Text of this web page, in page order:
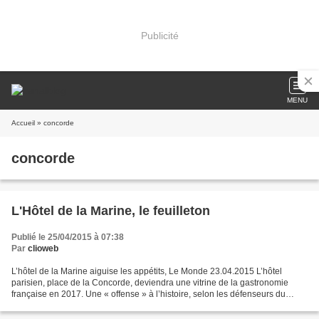
Publicité
MENU
Accueil » concorde
concorde
L'Hôtel de la Marine, le feuilleton
Publié le 25/04/2015 à 07:38
Par clioweb
L’hôtel de la Marine aiguise les appétits, Le Monde 23.04.2015 L’hôtel
parisien, place de la Concorde, deviendra une vitrine de la gastronomie
française en 2017. Une « offense » à l’histoire, selon les défenseurs du
la-marine-aiguise-les-appetits_4621069_4497540.html...